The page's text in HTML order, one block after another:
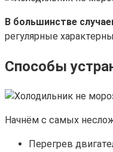
В большинстве
регулярные
Способы
Начнём с самых
Перегрев